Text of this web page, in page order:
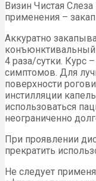
Визин Чистая
применения –
Аккуратно
конъюнктивальный
4 раза/сутки. Курс
симптомов. Для
поверхности
инстилляции
использоваться
неограниченно
При проявлении
прекратить
He следует